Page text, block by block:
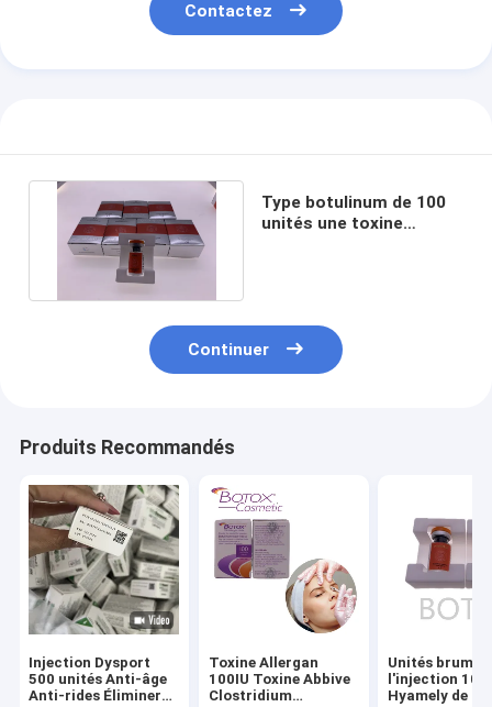
Contactez
Type botulinum de 100
unités une toxine
Continuer
Produits Recommandés
Injection Dysport
500 unités Anti-âge
Anti-rides Éliminer
Toxine Allergan
100IU Toxine Abbive
Clostridium
Unités
l'injection 100
Hyamely de poudre